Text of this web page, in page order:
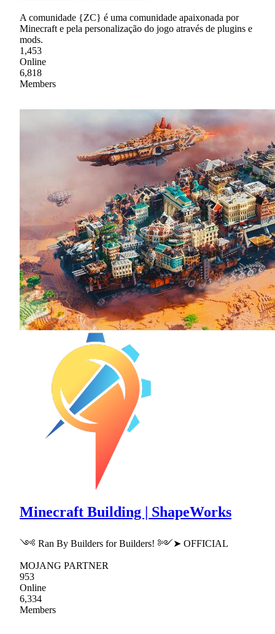
A comunidade {ZC} é uma comunidade apaixonada por
Minecraft e pela personalização do jogo através de plugins e
mods.
1,453
Online
6,818
Members
Minecraft Building | ShapeWorks
༺ Ran By Builders for Builders! ༻➤ OFFICIAL
MOJANG PARTNER
953
Online
6,334
Members